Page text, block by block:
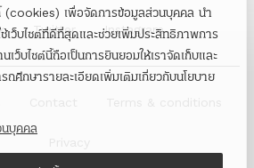
(cookies) เพื่อจัดการข้อมูลส่วนบุคคล นำ
เว็บไซต์ที่ดีที่สุดและช่วยเพิ่มประสิทธิภาพการ
เว็บไซต์นี้ถือเป็นการยินยอมให้เราจัดเก็บและ
ถศึกษารายละเอียดเพิ่มเติมเกี่ยวกับนโยบาย
นบุคคล
Twitter Instagram